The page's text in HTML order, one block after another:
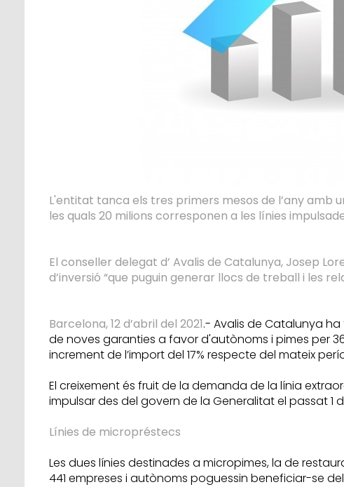
L'entitat tanca els tres primers mesos de l’any amb
les quals 20 milions corresponen a les línies
El conseller delegat d’ Avalis de Catalunya, Josep
d’inversió “que puguin generar llocs de treball i les
Barcelona, 12 d’abril del 2021.- Avalis de Catalunya
de noves garanties a favor d'autònoms i pimes per
increment de l’import del 17% respecte del mateix
El creixement és fruit de la demanda de la línia
impulsar des del govern de la Generalitat el passat 1
Línies de micropréstecs
Les dues línies destinades a micropimes, la de
441 empreses i autònoms poguessin beneficiar-se